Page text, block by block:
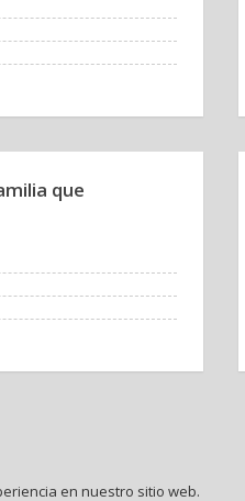
que
en nuestro sitio web.